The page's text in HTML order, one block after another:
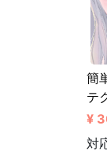
簡
テ
¥
対